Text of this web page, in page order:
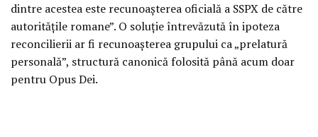
dintre acestea este recunoașterea oficială a SSPX de către
autoritățile romane”. O soluție întrevăzută în ipoteza
reconcilierii ar fi recunoașterea grupului ca „prelatură
personală”, structură canonică folosită până acum doar
pentru Opus Dei.